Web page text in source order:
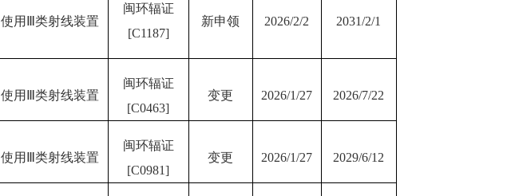
使用Ⅲ类射线装置
闽环辐证
[C1187]
新申领 2026/2/2 2031/2/1
使用Ⅲ类射线装置
闽环辐证
[C0463]
变更 2026/1/27 2026/7/22
使用Ⅲ类射线装置
闽环辐证
[C0981]
变更 2026/1/27 2029/6/12